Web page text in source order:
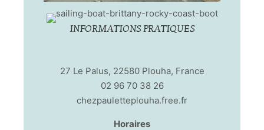
INFORMATIONS PRATIQUES
27 Le Palus, 22580 Plouha, France
02 96 70 38 26
chezpauletteplouha.free.fr
Horaires